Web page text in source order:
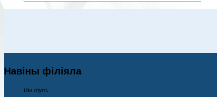
Навіны філіяла
Вы тут: